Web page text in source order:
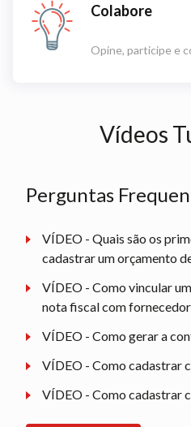
Colabore
Opine, participe e
Vídeos
Perguntas
VÍDEO - Quais são os
cadastrar um orçamento
VÍDEO - Como vincular
nota fiscal com
VÍDEO - Como gerar a
VÍDEO - Como cadastrar
VÍDEO - Como cadastrar